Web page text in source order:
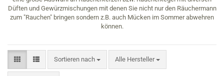
Düften und Gewürzmischungen mit denen Sie nicht nur den Räuchermann
zum "Rauchen" bringen sondern z.B. auch Mücken im Sommer abwehren
können.
Sortieren nach
Sortieren nach Alle Hersteller